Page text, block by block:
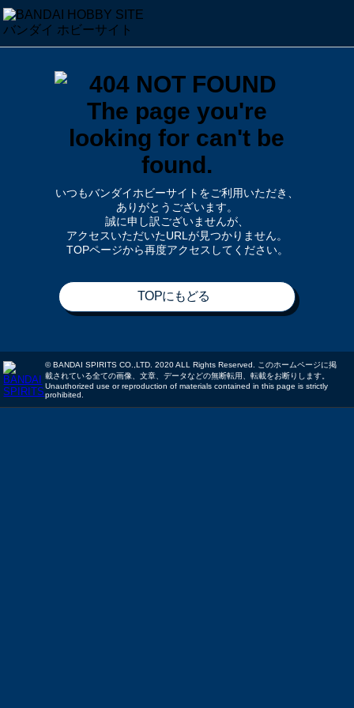
いつもバンダイホビーサイトをご利用いただき、
ありがとうございます。
誠に申し訳ございませんが、
アクセスいただいたURLが見つかりません。
TOPページから再度アクセスしてください。
TOPにもどる
© BANDAI SPIRITS CO.,LTD. 2020 ALL Rights Reserved. このホームページに掲
載されている全ての画像、文章、データなどの無断転用、転載をお断りします。
Unauthorized use or reproduction of materials contained in this page is strictly
prohibited.